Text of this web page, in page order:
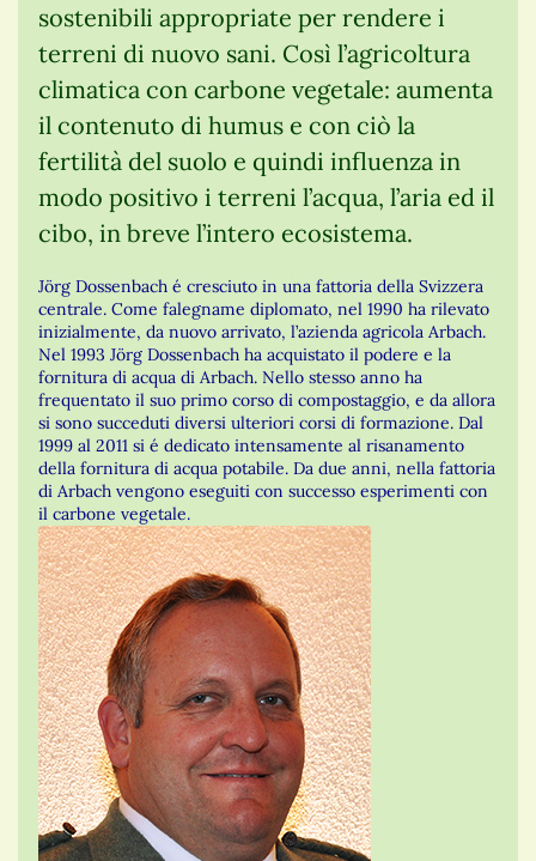
sostenibili appropriate per rendere i
terreni di nuovo sani. Così l’agricoltura
climatica con carbone vegetale: aumenta
il contenuto di humus e con ciò la
fertilità del suolo e quindi influenza in
modo positivo i terreni l’acqua, l’aria ed il
cibo, in breve l’intero ecosistema.
Jörg Dossenbach é cresciuto in una fattoria della Svizzera
centrale. Come falegname diplomato, nel 1990 ha rilevato
inizialmente, da nuovo arrivato, l’azienda agricola Arbach.
Nel 1993 Jörg Dossenbach ha acquistato il podere e la
fornitura di acqua di Arbach. Nello stesso anno ha
frequentato il suo primo corso di compostaggio, e da allora
si sono succeduti diversi ulteriori corsi di formazione. Dal
1999 al 2011 si é dedicato intensamente al risanamento
della fornitura di acqua potabile. Da due anni, nella fattoria
di Arbach vengono eseguiti con successo esperimenti con
il carbone vegetale.